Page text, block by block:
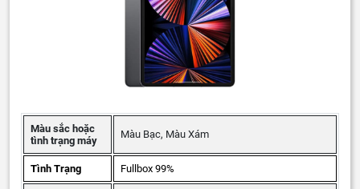
Màu sắc hoặc
tình trạng máy
Màu Bạc, Màu Xám
Tình Trạng Fullbox 99%